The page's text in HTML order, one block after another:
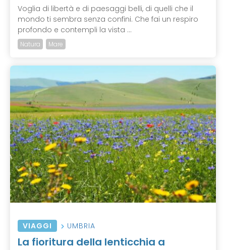
Voglia di libertà e di paesaggi belli, di quelli che il
mondo ti sembra senza confini. Che fai un respiro
profondo e contempli la vista ...
Natura Mare
VIAGGI UMBRIA
La fioritura della lenticchia a